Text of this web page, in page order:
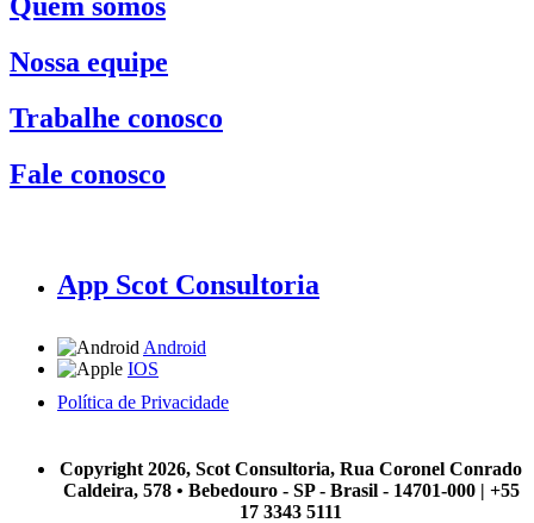
Nossa equipe
Trabalhe conosco
Fale conosco
App Scot Consultoria
Android
IOS
Política de Privacidade
Copyright 2026, Scot Consultoria, Rua Coronel Conrado
Caldeira, 578 • Bebedouro - SP - Brasil - 14701-000 | +55
17 3343 5111